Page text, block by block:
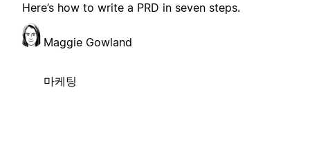
Here’s how to write a PRD in seven steps.
Maggie Gowland
마케팅